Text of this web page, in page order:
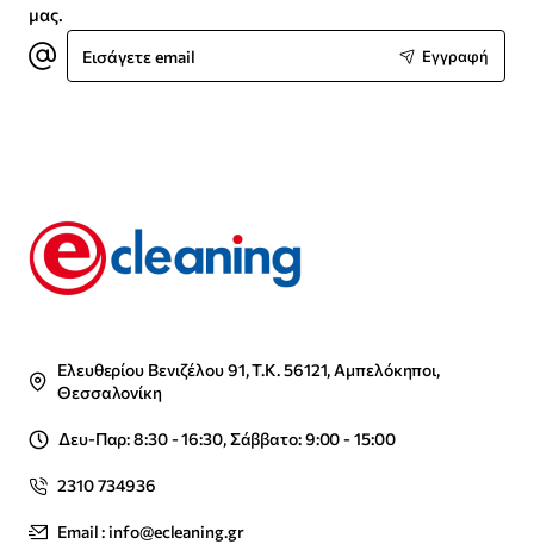
μας.
Εισάγετε
email
Εγγραφή
Ελευθερίου Βενιζέλου 91, Τ.Κ. 56121, Αμπελόκηποι,
Θεσσαλονίκη
Δευ-Παρ: 8:30 - 16:30, Σάββατο: 9:00 - 15:00
2310 734936
Email : info@ecleaning.gr